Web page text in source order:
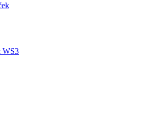
WS3